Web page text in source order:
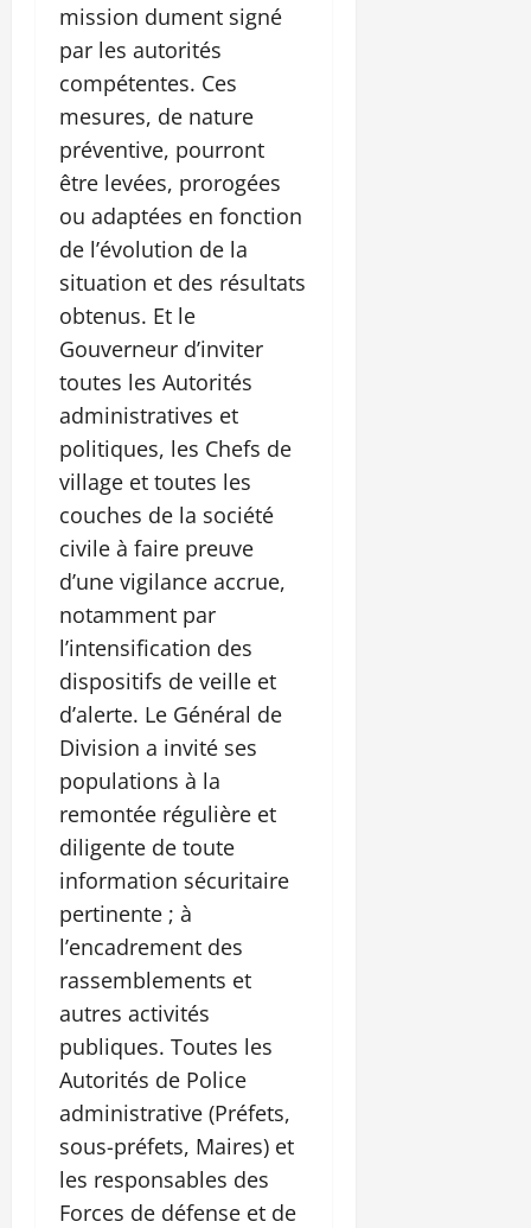
mission dument signé
par les autorités
compétentes. Ces
mesures, de nature
préventive, pourront
être levées, prorogées
ou adaptées en fonction
de l’évolution de la
situation et des résultats
obtenus. Et le
Gouverneur d’inviter
toutes les Autorités
administratives et
politiques, les Chefs de
village et toutes les
couches de la société
civile à faire preuve
d’une vigilance accrue,
notamment par
l’intensification des
dispositifs de veille et
d’alerte. Le Général de
Division a invité ses
populations à la
remontée régulière et
diligente de toute
information sécuritaire
pertinente ; à
l’encadrement des
rassemblements et
autres activités
publiques. Toutes les
Autorités de Police
administrative (Préfets,
sous-préfets, Maires) et
les responsables des
Forces de défense et de